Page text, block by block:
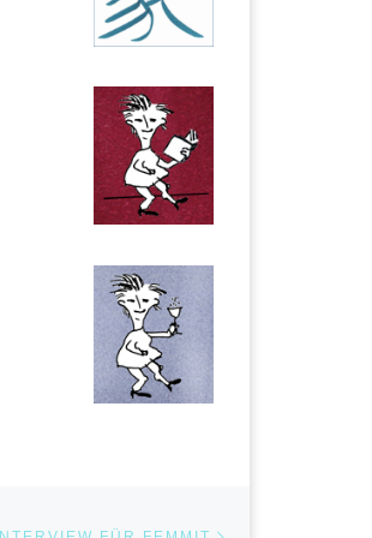
Filmkunst Messe Leipzig
eingeladen zu einer
Titel „Fokus Vielfalt – Das
Gesellschaftsbild im […]